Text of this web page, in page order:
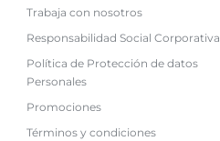
Trabaja con nosotros
Responsabilidad Social Corporativa
Política de Protección de datos
Personales
Promociones
Términos y condiciones